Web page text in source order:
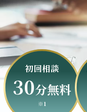
初回相談
30分無料
※1